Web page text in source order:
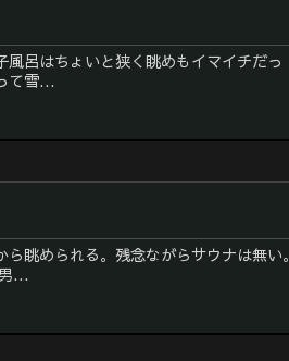
呂はちょいと狭く眺めもイマイチだっ
て雪...
眺められる。残念ながらサウナは無い。
...